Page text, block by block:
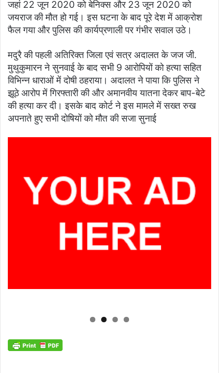
जहां 22 जून 2020 को बेनिक्स और 23 जून 2020 को
जयराज की मौत हो गई। इस घटना के बाद पूरे देश में आक्रोश
फैल गया और पुलिस की कार्यप्रणाली पर गंभीर सवाल उठे।
मदुरै की पहली अतिरिक्त जिला एवं सत्र अदालत के जज जी.
मुथुकुमारन ने सुनवाई के बाद सभी 9 आरोपियों को हत्या सहित
विभिन्न धाराओं में दोषी ठहराया। अदालत ने पाया कि पुलिस ने
झूठे आरोप में गिरफ्तारी की और अमानवीय यातना देकर बाप-बेटे
की हत्या कर दी। इसके बाद कोर्ट ने इस मामले में सख्त रुख
अपनाते हुए सभी दोषियों को मौत की सजा सुनाई